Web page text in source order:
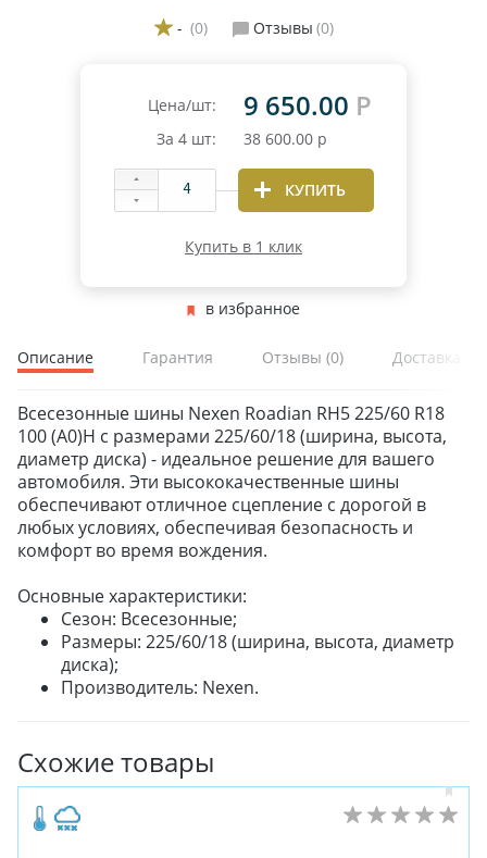
- (0) Отзывы (0)
Цена/шт: 9 650.00 Р
За 4 шт: 38 600.00 р
КУПИТЬ
Купить в 1 клик
в избранное
Описание Гарантия Отзывы (0) Доставка и
Всесезонные шины Nexen Roadian RH5 225/60 R18
100 (A0)H с размерами 225/60/18 (ширина, высота,
диаметр диска) - идеальное решение для вашего
автомобиля. Эти высококачественные шины
обеспечивают отличное сцепление с дорогой в
любых условиях, обеспечивая безопасность и
комфорт во время вождения.
Основные характеристики:
Сезон: Всесезонные;
Размеры: 225/60/18 (ширина, высота, диаметр
диска);
Производитель: Nexen.
Схожие товары